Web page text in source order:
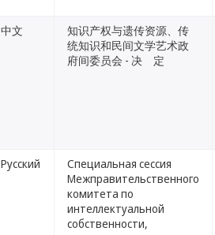
中文
知识产权与遗传资源、传
统知识和民间文学艺术政
府间委员会 - 决 定
Русский
Специальная сессия
Межправительственного
комитета по
интеллектуальной
собственности,